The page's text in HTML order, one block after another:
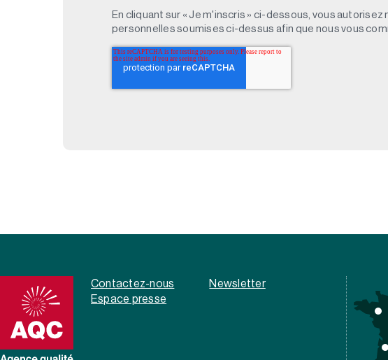
En cliquant sur « Je m'inscris » ci-dessous, vous
personnelles soumises ci-dessus afin que nous vous
Contactez-nous
Newsletter
Espace presse